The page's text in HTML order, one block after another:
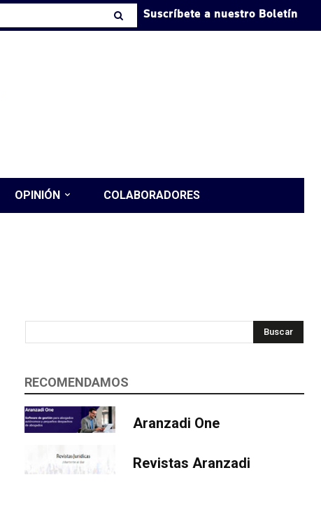
Suscríbete a nuestro Boletín
OPINIÓN COLABORADORES
Buscar
RECOMENDAMOS
Aranzadi One
Revistas Aranzadi